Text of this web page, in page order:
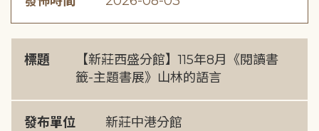
標題
【新莊西盛分館】115年8月《閱讀書
籤-主題書展》山林的語言
發布單位 新莊中港分館